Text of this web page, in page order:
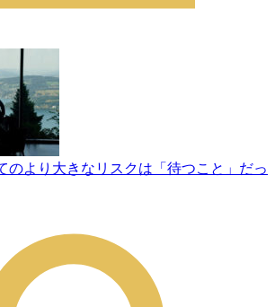
のより大きなリスクは「待つこと」だっ